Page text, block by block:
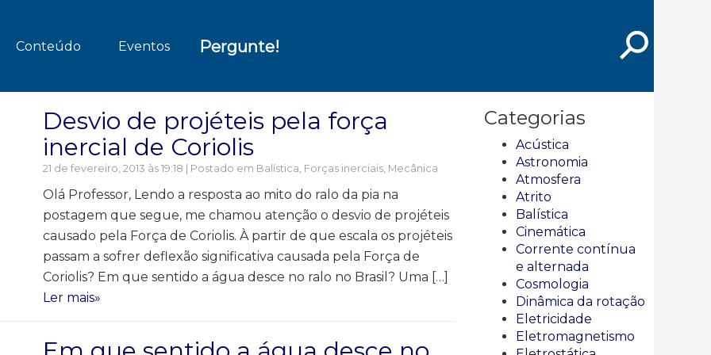
⚲
Conteúdo Eventos Pergunte!
Desvio de projéteis pela força
inercial de Coriolis
21 de fevereiro, 2013 às 19:18 | Postado em Balística, Forças inerciais, Mecânica
Olá Professor, Lendo a resposta ao mito do ralo da pia na
postagem que segue, me chamou atenção o desvio de projéteis
causado pela Força de Coriolis. À partir de que escala os projéteis
passam a sofrer deflexão significativa causada pela Força de
Coriolis? Em que sentido a água desce no ralo no Brasil? Uma […]
Ler mais»
Categorias
Acústica
Astronomia
Atmosfera
Atrito
Balística
Cinemática
Corrente contínua
e alternada
Cosmologia
Dinâmica da rotação
Eletricidade
Eletromagnetismo